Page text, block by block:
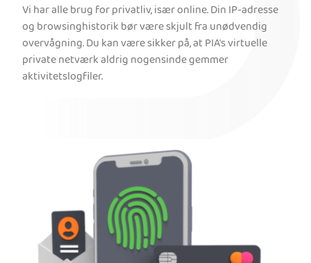
Vi har alle brug for privatliv, især online. Din IP-adresse
og browsinghistorik bør være skjult fra unødvendig
overvågning. Du kan være sikker på, at PIA's virtuelle
private netværk aldrig nogensinde gemmer
aktivitetslogfiler.